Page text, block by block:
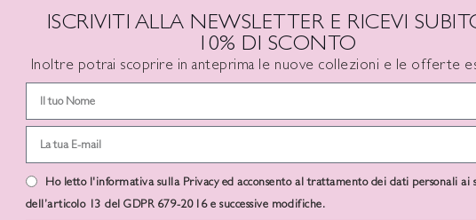
CAPRICCIOSA
135.00 IVA Inclusa
OUT
CLEMENTINO
€118.00
ISCRIVITI ALLA NEWSLETTER E RICEVI
10% DI SCONTO
Inoltre potrai scoprire in anteprima le nuove collezioni e le offerte
Ho letto l'informativa sulla Privacy ed acconsento al trattamento dei dati personali ai
dell’articolo 13 del GDPR 679-2016 e successive modifiche.